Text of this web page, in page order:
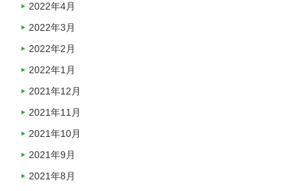
2022年4月
2022年3月
2022年2月
2022年1月
2021年12月
2021年11月
2021年10月
2021年9月
2021年8月